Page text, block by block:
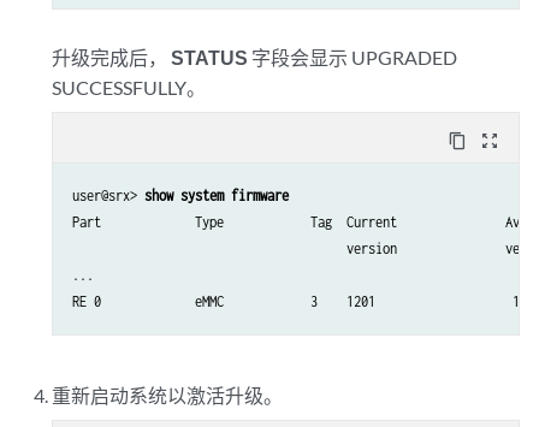
升级完成后，STATUS 字段会显示 UPGRADED
SUCCESSFULLY。
content_copy zoom_out_map
user@srx> show system firmware
Part             Type            Tag  Current
version
...
RE 0             eMMC            3    1201                   1201
重新启动系统以激活升级。